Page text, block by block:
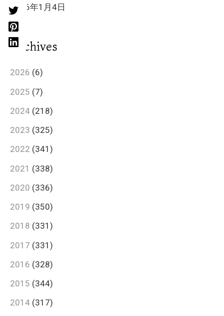
2026年1月4日
Archives
2026 (6)
2025 (7)
2024 (218)
2023 (325)
2022 (341)
2021 (338)
2020 (336)
2019 (350)
2018 (331)
2017 (331)
2016 (328)
2015 (344)
2014 (317)